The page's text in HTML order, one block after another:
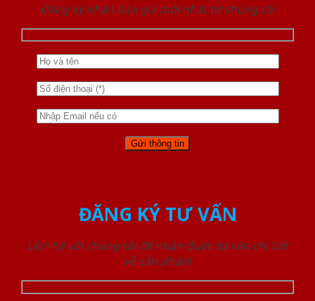
Đăng ký nhận báo giá mới nhất từ chúng tôi
ĐĂNG KÝ TƯ VẤN
Liên hệ với chúng tôi để nhận được tư vấn chi tiết
về sản phẩm